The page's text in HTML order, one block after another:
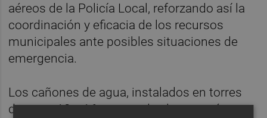
aéreos de la Policía Local, reforzando así la
coordinación y eficacia de los recursos
municipales ante posibles situaciones de
emergencia.
Los cañones de agua, instalados en torres
de entre 12 y 16 metros de altura, están